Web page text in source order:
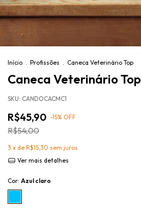
Início . Profissões . Caneca Veterinário Top
Caneca Veterinário Top
SKU: CANDOCACMC1
R$45,90 -15% OFF
R$54,00
3 x de R$15,30 sem juros
Ver mais detalhes
Cor: Azul claro